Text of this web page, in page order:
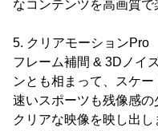
なコンテンツを高画質で
5. クリアモーションPro
フレーム補間 & 3Dノイ
ンとも相まって、スケ
速いスポーツも残像感
クリアな映像を映し出